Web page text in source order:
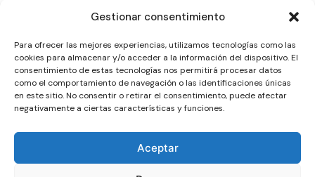
Gestionar consentimiento
Para ofrecer las mejores experiencias, utilizamos tecnologías como las
cookies para almacenar y/o acceder a la información del dispositivo. El
consentimiento de estas tecnologías nos permitirá procesar datos
como el comportamiento de navegación o las identificaciones únicas
en este sitio. No consentir o retirar el consentimiento, puede afectar
negativamente a ciertas características y funciones.
Aceptar
marcas, y solo reparamos impresoras laser,
somos un servicio técnico especializado y
totalmente independiente.
Los logotipos y marcas son marcas registradas
somos un servicio técnico totalmente
independiente a cada marca.